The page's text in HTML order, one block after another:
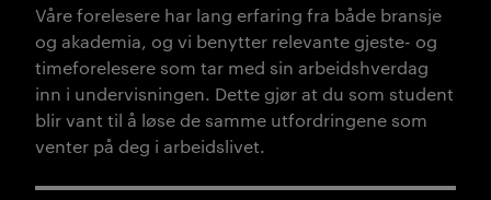
Våre forelesere har lang erfaring fra både bransje
og akademia, og vi benytter relevante gjeste- og
timeforelesere som tar med sin arbeidshverdag
inn i undervisningen. Dette gjør at du som student
blir vant til å løse de samme utfordringene som
venter på deg i arbeidslivet.